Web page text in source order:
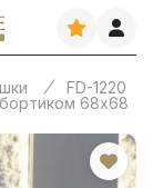
FD-1220
68х68